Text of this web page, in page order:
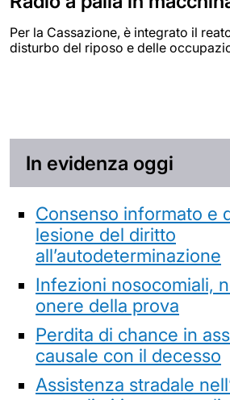
Per la Cassazione, è integrato il
disturbo del riposo e delle
In evidenza oggi
Consenso informato e
lesione del diritto
all’autodeterminazione
Infezioni nosocomiali,
onere della prova
Perdita di chance in
causale con il decesso
Assistenza stradale